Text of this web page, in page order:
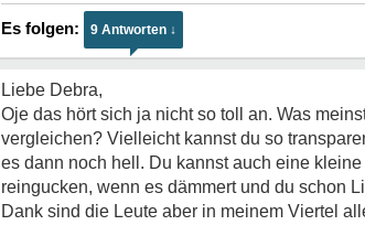
9 Antworten ↓
Liebe Debra,
Oje das hört sich ja nicht so toll an. Was
vergleichen? Vielleicht kannst du so
es dann noch hell. Du kannst auch eine
reingucken, wenn es dämmert und du schon
Dank sind die Leute aber in meinem Viertel